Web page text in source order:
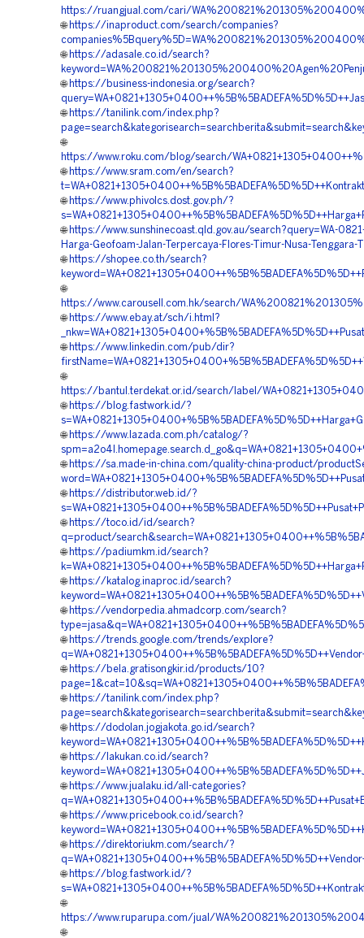
https://ruangjual.com/cari/
🌐 https://inaproduct.com/search/companies?
🌐 https://adasale.co.id/search?
🌐 https://business-indonesia.org/search?
🌐 https://tanilink.com/index.php?
🌐
https://www.roku.com/blog/search/
🌐 https://www.sram.com/en/search?
🌐 https://www.phivolcs.dost.gov.ph/?
🌐 https://www.sunshinecoast.qld.gov.au/search?query=WA-
Harga-Geofoam-Jalan-Terpercaya-Flores-Timur-Nusa-Tenggara-
🌐 https://shopee.co.th/search?
🌐
https://www.carousell.com.hk/search/
🌐 https://www.ebay.at/sch/i.html?
🌐 https://www.linkedin.com/pub/dir?
🌐
https://bantul.terdekat.or.id/search/label/
🌐 https://blog.fastwork.id/?
🌐 https://www.lazada.com.ph/catalog/?
🌐 https://sa.made-in-china.com/quality-china-product/
🌐 https://distributor.web.id/?
🌐 https://toco.id/id/search?
q=product/
🌐 https://padiumkm.id/search?
🌐 https://katalog.inaproc.id/search?
🌐 https://vendorpedia.ahmadcorp.com/search?
🌐 https://trends.google.com/trends/explore?
🌐 https://bela.gratisongkir.id/products/10?
🌐 https://tanilink.com/index.php?
🌐 https://dodolan.jogjakota.go.id/search?
🌐 https://lakukan.co.id/search?
🌐 https://www.jualaku.id/all-categories?
🌐 https://www.pricebook.co.id/search?
🌐 https://direktoriukm.com/search/?
🌐 https://blog.fastwork.id/?
🌐
https://www.ruparupa.com/jual/
🌐